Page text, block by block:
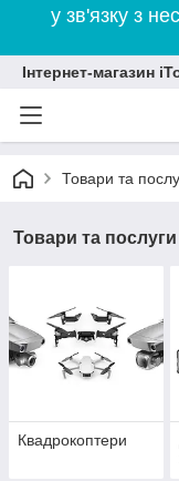
у зв'язку з
Інтернет-магазин
Товари та
Товари та послуги
Квадрокоптери